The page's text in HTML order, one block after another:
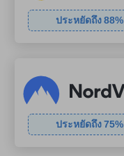
ประหยัดถึง 88%
ประหยัดถึง 75%